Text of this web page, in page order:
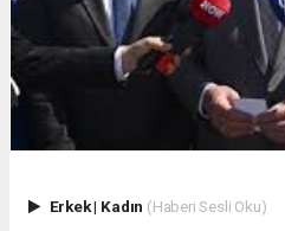
Erkek| Kadın (Haberi Sesli Oku)